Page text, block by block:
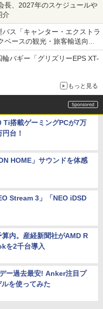
長、2027年のスケジュールや
介
ス「キャンター・エクストラ
ースの観光・旅客輸送向け
バギー「グリズリーEPS XT-
もっと見る
Ti搭載ゲーミングPCが7万
台！
HOME」サウンドを体感
Stream 3」「NEO iDSD
算内。産経新聞社がAMD R
を2千台導入
ー過去最安! Anker注目プ
を使ってみた